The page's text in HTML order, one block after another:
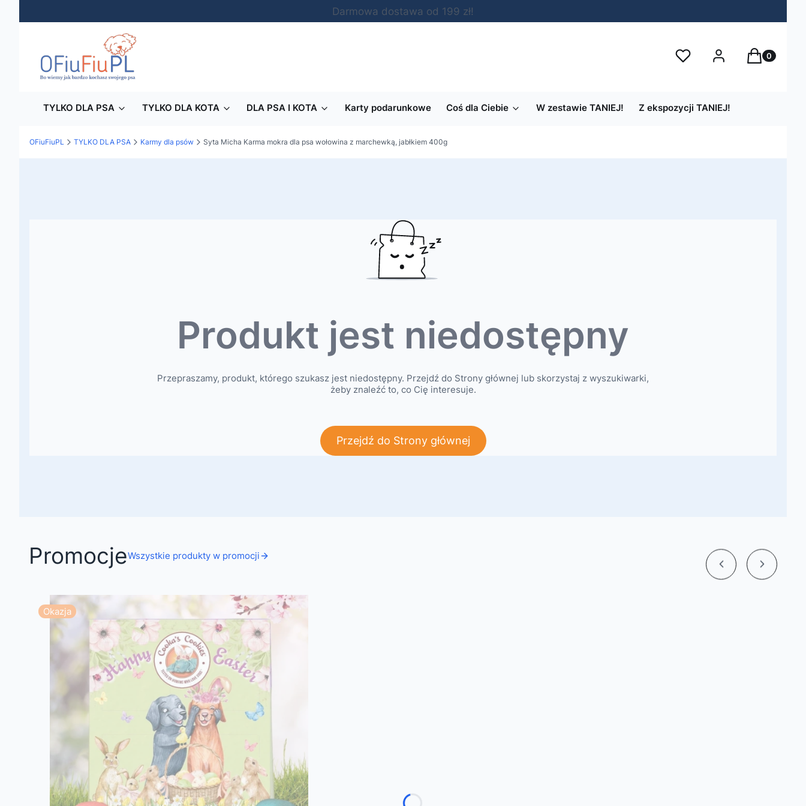
Darmowa dostawa od 199 zł!
Ulubione Zaloguj sięProdukty w
Koszyk
TYLKO DLA PSA TYLKO DLA KOTA DLA PSA I KOTA Karty podarunkowe Coś dla Ciebie W zestawie TANIEJ! Z ekspozycji TANIEJ!
OFiuFiuPL TYLKO DLA PSA Karmy dla psów Syta Micha Karma mokra dla psa wołowina z marchewką, jabłkiem 400g
Produkt jest niedostępny
Przepraszamy, produkt, którego szukasz jest niedostępny. Przejdź do Strony głównej lub skorzystaj z wyszukiwarki,
żeby znaleźć to, co Cię interesuje.
Przejdź do Strony głównej
PromocjeWszystkie produkty w promocji
Okazja